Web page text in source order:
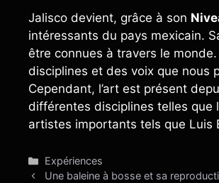
Jalisco devient, grâce à son
intéressants du pays mexicain.
être connues à travers le monde.
disciplines et des voix que nous
Cependant, l’art est présent
différentes disciplines telles que
artistes importants tels que Luis
Catégories
Expériences
Une baleine à bosse et sa